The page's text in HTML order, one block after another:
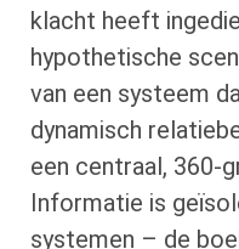
klacht heeft
hypothetische
van een systeem
dynamisch
een centraal, 360-
Informatie is
systemen – de